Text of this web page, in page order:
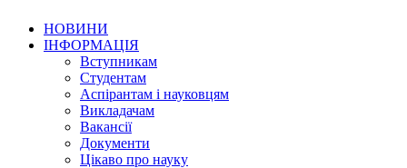
НОВИНИ
ІНФОРМАЦІЯ
Вступникам
Студентам
Аспірантам і науковцям
Викладачам
Вакансії
Документи
Цікаво про науку